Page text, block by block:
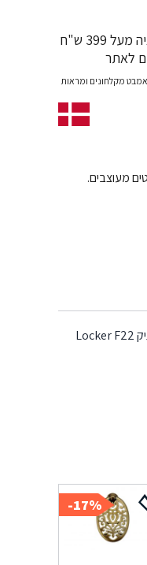
399 ש"ח
לאתר
אמבט מקלחונים ומראות
מעוצבים.
17%-